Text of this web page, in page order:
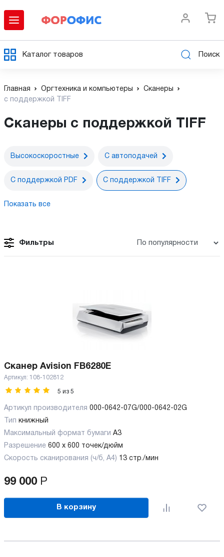
Каталог товаров Поиск
Главная Оргтехника и компьютеры
Сканеры
с поддержкой TIFF
Сканеры с поддержкой TIFF
Высокоскоростные С автоподачей
С поддержкой PDF С поддержкой TIFF
Показать все
Фильтры
Сканер Avision FB6280E
Артикул: 108-102812
5 из 5
Артикул производителя 000-0642-07G/000-0642-02G
Тип книжный
Максимальный формат бумаги А3
Разрешение 600 x 600 точек/дюйм
Скорость сканирования (ч/б, А4) 13 стр./мин
99 000 Р
В корзину